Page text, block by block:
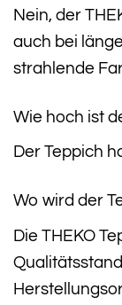
Nein, der
auch bei
strahlende
Wie hoch ist
Der Teppich
Wo wird der
Die THEKO